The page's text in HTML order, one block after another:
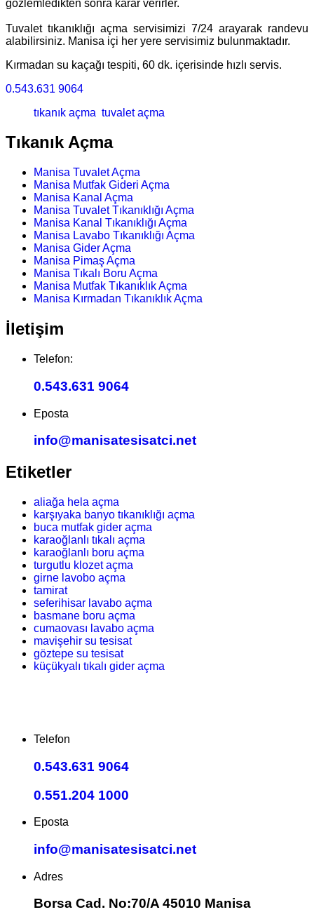
gözlemledikten sonra karar verirler.
Tuvalet tıkanıklığı açma servisimizi 7/24 arayarak randevu
alabilirsiniz. Manisa içi her yere servisimiz bulunmaktadır.
Kırmadan su kaçağı tespiti, 60 dk. içerisinde hızlı servis.
0.543.631 9064
tıkanık açma tuvalet açma
Tıkanık Açma
Manisa Tuvalet Açma
Manisa Mutfak Gideri Açma
Manisa Kanal Açma
Manisa Tuvalet Tıkanıklığı Açma
Manisa Kanal Tıkanıklığı Açma
Manisa Lavabo Tıkanıklığı Açma
Manisa Gider Açma
Manisa Pimaş Açma
Manisa Tıkalı Boru Açma
Manisa Mutfak Tıkanıklık Açma
Manisa Kırmadan Tıkanıklık Açma
İletişim
Telefon:
0.543.631 9064
Eposta
info@manisatesisatci.net
Etiketler
aliağa hela açma
karşıyaka banyo tıkanıklığı açma
buca mutfak gider açma
karaoğlanlı tıkalı açma
karaoğlanlı boru açma
turgutlu klozet açma
girne lavobo açma
tamirat
seferihisar lavabo açma
basmane boru açma
cumaovası lavabo açma
mavişehir su tesisat
göztepe su tesisat
küçükyalı tıkalı gider açma
Telefon
0.543.631 9064
0.551.204 1000
Eposta
info@manisatesisatci.net
Adres
Borsa Cad. No:70/A 45010 Manisa